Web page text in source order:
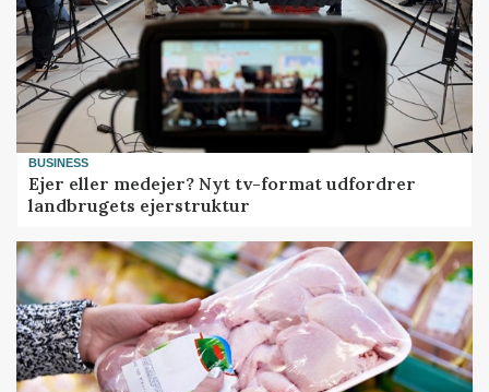
BUSINESS
Ejer eller medejer? Nyt tv-format udfordrer
landbrugets ejerstruktur